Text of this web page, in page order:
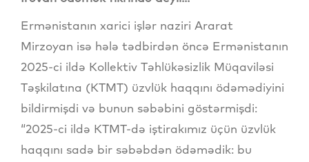
Ermənistanın xarici işlər naziri Ararat
Mirzoyan isə hələ tədbirdən öncə Ermənistanın
2025-ci ildə Kollektiv Təhlükəsizlik Müqaviləsi
Təşkilatına (KTMT) üzvlük haqqını ödəmədiyini
bildirmişdi və bunun səbəbini göstərmişdi:
“2025-ci ildə KTMT-də iştirakımız üçün üzvlük
haqqını sadə bir səbəbdən ödəmədik: bu